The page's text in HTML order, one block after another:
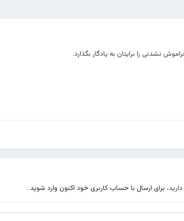
نشدنی را برایتان به یادگار بگذارد.
برای ارسال با حساب کاربری خود اکنون وارد شوید .